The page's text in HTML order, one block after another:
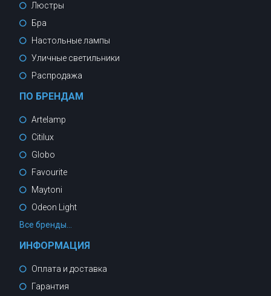
Люстры
Бра
Настольные лампы
Уличные светильники
Распродажа
ПО БРЕНДАМ
Artelamp
Citilux
Globo
Favourite
Maytoni
Odeon Light
Все бренды...
ИНФОРМАЦИЯ
Оплата и доставка
Гарантия